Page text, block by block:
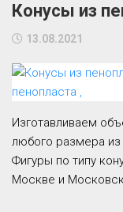
Конусы из
13.08.2021
Изготавливаем
любого размера из
Фигуры по типу
Москве и